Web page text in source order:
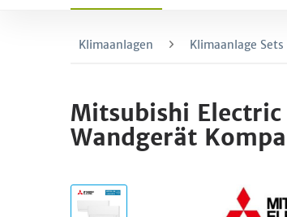
Klimaanlagen Klimaanlage Sets
Mitsubishi Electric
Wandgerät